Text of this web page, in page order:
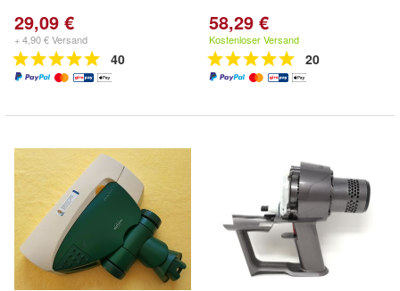
29,09 €
+ 4,90 € Versand
40
58,29 €
Kostenloser Versand
20